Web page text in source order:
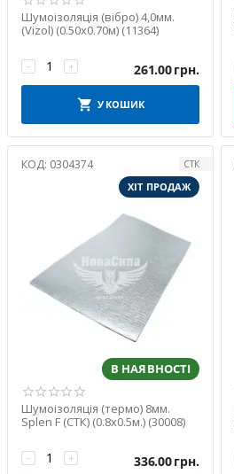
Шумоізоляція (вібро) 4,0мм.
(Vizol) (0.50х0.70м) (11364)
+
− 261.00грн.
У КОШИК
КОД: 0304374
СТК
ХІТ ПРОДАЖ
В НАЯВНОСТІ
Шумоізоляція (термо) 8мм.
Splen F (СТК) (0.8x0.5м.) (30008)
+
− 336.00грн.